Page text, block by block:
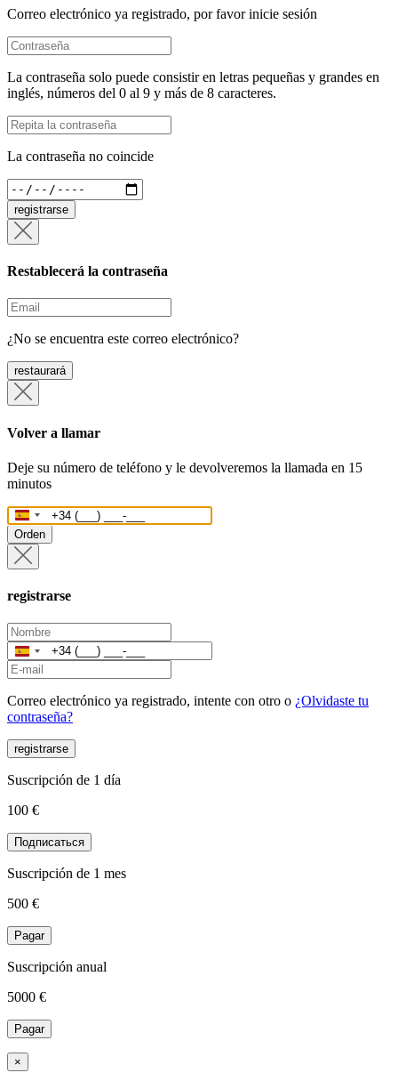
Correo electrónico ya registrado, por favor inicie sesión
La contraseña solo puede consistir en letras pequeñas y grandes en
inglés, números del 0 al 9 y más de 8 caracteres.
La contraseña no coincide
registrarse
Restablecerá la contraseña
¿No se encuentra este correo electrónico?
restaurará
Volver a llamar
Deje su número de teléfono y le devolveremos la llamada en 15
minutos
España
+34
Orden
registrarse
España
+34
Correo electrónico ya registrado, intente con otro o ¿Olvidaste tu
contraseña?
registrarse
Suscripción de 1 día
100 €
Подписаться
Suscripción de 1 mes
500 €
Pagar
Suscripción anual
5000 €
Pagar
×